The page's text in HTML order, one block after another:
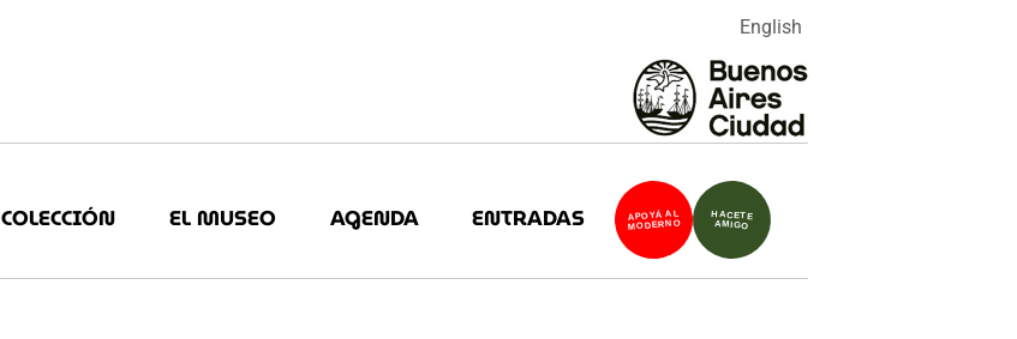
English
COLECCIÓN EL MUSEO AGENDA ENTRADAS APOYÁ AL
MODERNO
HACETE
AMIGO